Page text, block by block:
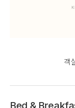
객
Bed &